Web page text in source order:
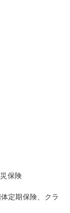
保険
定期保険、クラ